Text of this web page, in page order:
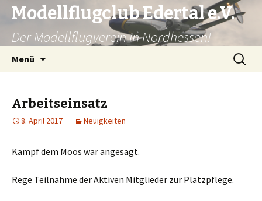
Modellflugclub Edertal e.V.
Der Modellflugverein in Nordhessen!
Menü
Suchen
nach:
Arbeitseinsatz
8. April 2017 Neuigkeiten
Kampf dem Moos war angesagt.
Rege Teilnahme der Aktiven Mitglieder zur Platzpflege.